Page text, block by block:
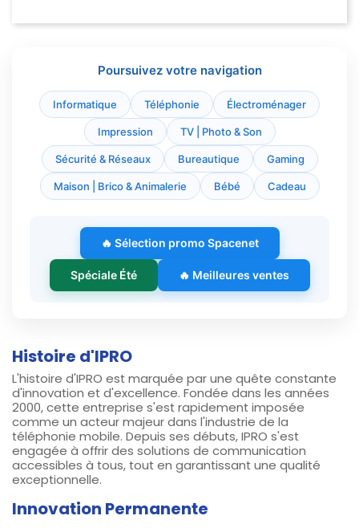
Poursuivez votre navigation
Informatique Téléphonie Électroménager
Impression TV | Photo & Son
Sécurité & Réseaux Bureautique Gaming
Maison | Brico & Animalerie Bébé Cadeau
🔥 Sélection promo Spacenet
Spéciale Été 🔥 Meilleures ventes
Histoire d'IPRO
L'histoire d'IPRO est marquée par une quête constante
d'innovation et d'excellence. Fondée dans les années
2000, cette entreprise s'est rapidement imposée
comme un acteur majeur dans l'industrie de la
téléphonie mobile. Depuis ses débuts, IPRO s'est
engagée à offrir des solutions de communication
accessibles à tous, tout en garantissant une qualité
exceptionnelle.
Innovation Permanente